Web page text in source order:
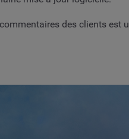
des clients est